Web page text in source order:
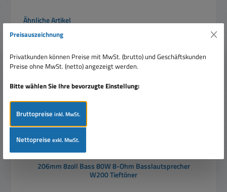
Produktgalerie überspringen
Ähnliche Artikel
%Rabatt
206mm 8zoll Bass 80W 8-Ohm Basslautsprecher
W200 Tieftöner
Preisauszeichnung
Privatkunden können Preise mit MwSt. (brutto) und Geschäftskunden
Preise ohne MwSt. (netto) angezeigt werden.
Bitte wählen Sie Ihre bevorzugte Einstellung:
Bruttopreiseinkl. MwSt.
Nettopreiseexkl. MwSt.